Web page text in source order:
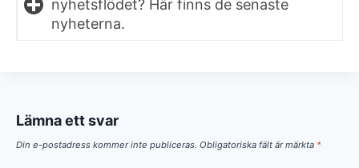
nyhetsflödet? Här finns de senaste
nyheterna.
Lämna ett svar
Din e-postadress kommer inte publiceras. Obligatoriska fält är märkta *